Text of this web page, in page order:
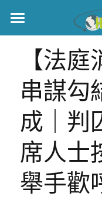
主頁
世界盃
伊美戰爭
黎智英案
正本清源•黎
美西媒體謊
宏福火災
宏福‧革新
港聞
【法
串謀勾
成｜判
席人士
舉手歡